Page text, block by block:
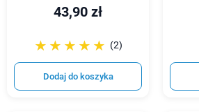
43,90 zł
☆☆☆☆☆
★★★★★ (2)
Dodaj do koszyka